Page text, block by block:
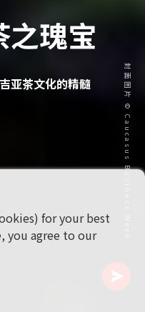
之瑰宝
亚茶文化的精髓 封面图片 © Caucasus Business Week
for your best
you agree to our